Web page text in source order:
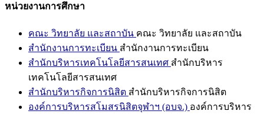
หน่วยงานการศึกษา
คณะ วิทยาลัย และสถาบัน คณะ วิทยาลัย และสถาบัน
สำนักงานการทะเบียน สำนักงานการทะเบียน
สำนักบริหารเทคโนโลยีสารสนเทศ สำนักบริหาร
เทคโนโลยีสารสนเทศ
สำนักบริหารกิจการนิสิต สำนักบริหารกิจการนิสิต
องค์การบริหารสโมสรนิสิตจุฬาฯ (อบจ.) องค์การบริหาร